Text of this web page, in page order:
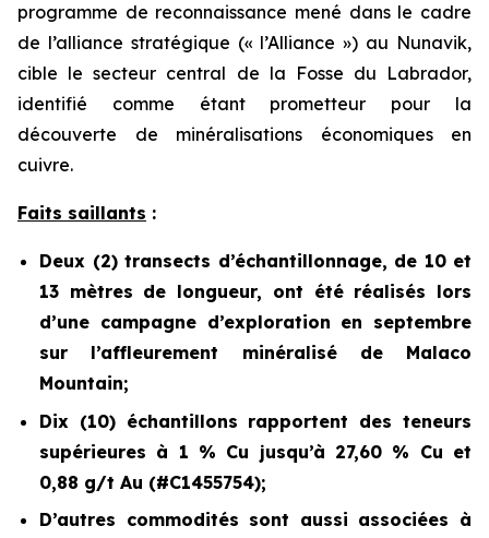
programme de reconnaissance mené dans le cadre
de l’alliance stratégique (« l’Alliance ») au Nunavik,
cible le secteur central de la Fosse du Labrador,
identifié comme étant prometteur pour la
découverte de minéralisations économiques en
cuivre.
Faits saillants :
Deux (2) transects d’échantillonnage, de 10 et
13 mètres de longueur, ont été réalisés lors
d’une campagne d’exploration en septembre
sur l’affleurement minéralisé de Malaco
Mountain;
Dix (10) échantillons rapportent des teneurs
supérieures à 1 % Cu jusqu’à 27,60 % Cu et
0,88 g/t Au (#C1455754);
D’autres commodités sont aussi associées à